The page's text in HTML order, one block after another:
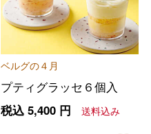
ベルグの４月
プティグラッセ６個入
税込 5,400円 送料込み